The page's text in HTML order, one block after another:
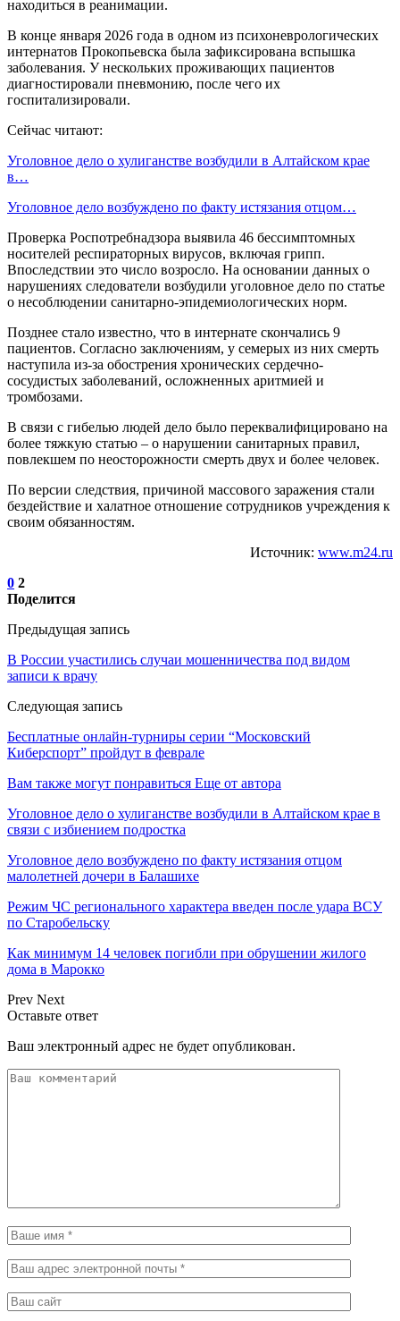
находиться в реанимации.
В конце января 2026 года в одном из психоневрологических
интернатов Прокопьевска была зафиксирована вспышка
заболевания. У нескольких проживающих пациентов
диагностировали пневмонию, после чего их
госпитализировали.
Сейчас читают:
Уголовное дело о хулиганстве возбудили в Алтайском крае
в…
Уголовное дело возбуждено по факту истязания отцом…
Проверка Роспотребнадзора выявила 46 бессимптомных
носителей респираторных вирусов, включая грипп.
Впоследствии это число возросло. На основании данных о
нарушениях следователи возбудили уголовное дело по статье
о несоблюдении санитарно-эпидемиологических норм.
Позднее стало известно, что в интернате скончались 9
пациентов. Согласно заключениям, у семерых из них смерть
наступила из-за обострения хронических сердечно-
сосудистых заболеваний, осложненных аритмией и
тромбозами.
В связи с гибелью людей дело было переквалифицировано на
более тяжкую статью – о нарушении санитарных правил,
повлекшем по неосторожности смерть двух и более человек.
По версии следствия, причиной массового заражения стали
бездействие и халатное отношение сотрудников учреждения к
своим обязанностям.
Источник: www.m24.ru
0 2
Поделится
Предыдущая запись
В России участились случаи мошенничества под видом
записи к врачу
Следующая запись
Бесплатные онлайн-турниры серии “Московский
Киберспорт” пройдут в феврале
Вам также могут понравиться Еще от автора
Уголовное дело о хулиганстве возбудили в Алтайском крае в
связи с избиением подростка
Уголовное дело возбуждено по факту истязания отцом
малолетней дочери в Балашихе
Режим ЧС регионального характера введен после удара ВСУ
по Старобельску
Как минимум 14 человек погибли при обрушении жилого
дома в Марокко
Prev Next
Оставьте ответ
Ваш электронный адрес не будет опубликован.